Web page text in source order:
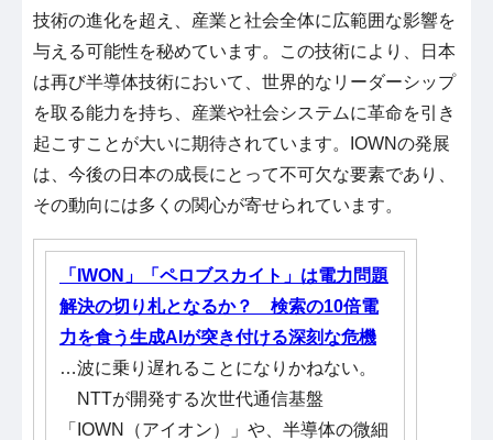
技術の進化を超え、産業と社会全体に広範囲な影響を
与える可能性を秘めています。この技術により、日本
は再び半導体技術において、世界的なリーダーシップ
を取る能力を持ち、産業や社会システムに革命を引き
起こすことが大いに期待されています。IOWNの発展
は、今後の日本の成長にとって不可欠な要素であり、
その動向には多くの関心が寄せられています。
「IWON」「ペロブスカイト」は電力問題
解決の切り札となるか？ 検索の10倍電
力を食う生成AIが突き付ける深刻な危機
…波に乗り遅れることになりかねない。
NTTが開発する次世代通信基盤
「IOWN（アイオン）」や、半導体の微細